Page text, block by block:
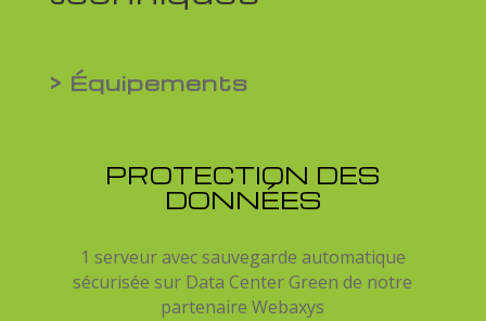
> Équipements
PROTECTION DES
DONNÉES
1 serveur avec sauvegarde automatique
sécurisée sur Data Center Green de notre
partenaire Webaxys